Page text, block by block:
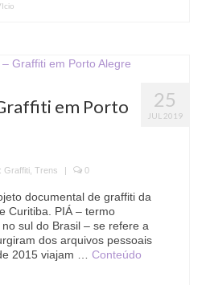
25
JUL 2019
em Porto
Graffiti Trens | 0
documental de graffiti da
Curitiba. PIÁ – termo
sul do Brasil – se refere a
dos arquivos pessoais
2015 viajam … Conteúdo